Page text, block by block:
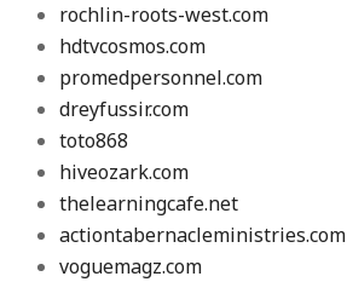
rochlin-roots-west.com
hdtvcosmos.com
promedpersonnel.com
dreyfussir.com
toto868
hiveozark.com
thelearningcafe.net
actiontabernacleministries.com
voguemagz.com